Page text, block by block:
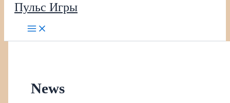
Пульс Игры
News